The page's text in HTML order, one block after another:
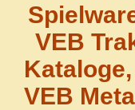
VEB
VEB